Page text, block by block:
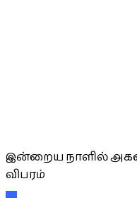
இன்றைய நாளில்
விபரம்